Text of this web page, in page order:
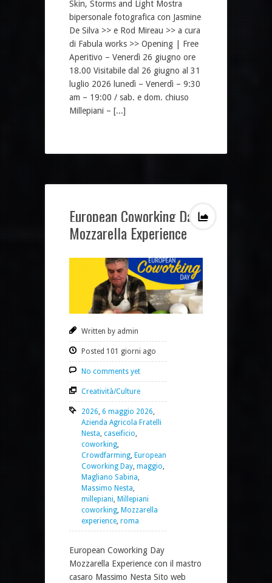
Skin, Storms and Light Mostra
bipersonale fotografica con Jasmine
De Silva >> e Rod Mireau >> a cura
di Fabula works >> Opening | Free
Aperitivo – Venerdì 26 giugno ore
18.00 Visitabile dal 26 giugno al 31
luglio 2026 lunedì – Venerdì – 9:30
am – 19:00 / sab. e dom. chiuso
Millepiani – [...]
European Coworking Day
Mozzarella Experience
Written by admin
Posted 101 giorni ago
No comments yet
Creatività/Culture
2026, 6 maggio 2026,
Azienda Agricola Fratelli
Nesta, caseificio,
coworking,
Crowdfarming, European
Coworking Day, maggio,
Magliano Sabina,
Massimo Nesta,
millepiani, Millepiani
coworking, Mozzarella
experience, roma
European Coworking Day
Mozzarella Experience con il mastro
casaro Massimo Nesta Sito web